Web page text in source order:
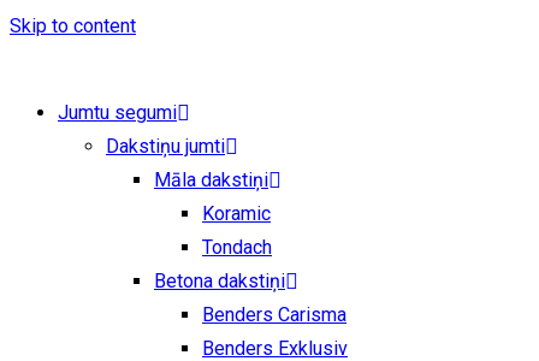
Skip to content
Jumtu segumi
Dakstiņu jumti
Māla dakstiņi
Koramic
Tondach
Betona dakstiņi
Benders Carisma
Benders Exklusiv